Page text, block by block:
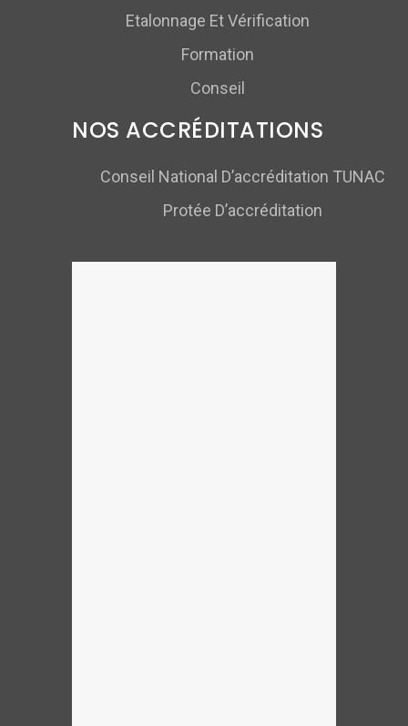
Etalonnage Et Vérification
Formation
Conseil
NOS ACCRÉDITATIONS
Conseil National D’accréditation TUNAC
Protée D’accréditation